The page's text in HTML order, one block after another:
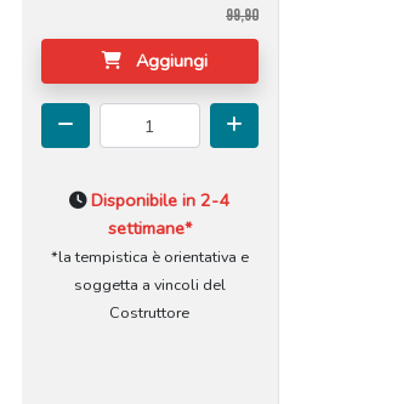
99,90
Aggiungi
Disponibile in 2-4
settimane*
*la tempistica è orientativa e
soggetta a vincoli del
Costruttore